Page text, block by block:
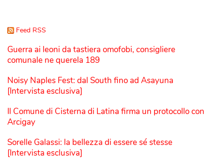
Feed RSS
Guerra ai leoni da tastiera omofobi, consigliere
comunale ne querela 189
Noisy Naples Fest: dal South fino ad Asayuna
[Intervista esclusiva]
Il Comune di Cisterna di Latina firma un protocollo con
Arcigay
Sorelle Galassi: la bellezza di essere sé stesse
[Intervista esclusiva]